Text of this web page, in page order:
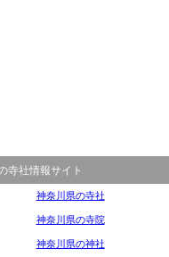
寺社情報サイト
神奈川県の寺社
神奈川県の寺院
神奈川県の神社